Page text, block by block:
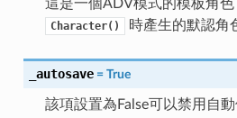
這是一個ADV模式的模板角色
Character() 時產生的默認角
_autosave = True
該項設置為False可以禁用自動